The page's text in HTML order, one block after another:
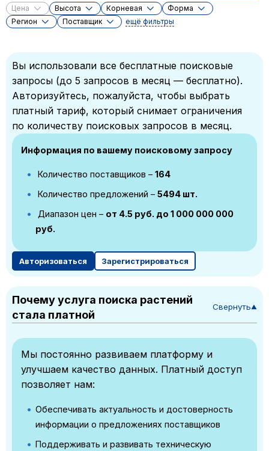
Цена Высота Корневая
Форма
Регион
Поставщик ещё фильтры
Вы использовали все бесплатные поисковые
запросы (до 5 запросов в месяц — бесплатно).
Авторизуйтесь, пожалуйста, чтобы выбрать
платный тариф, который снимает ограничения
по количеству поисковых запросов в месяц.
Информация по вашему поисковому запросу
Количество поставщиков – 164
Количество предложений – 5494 шт.
Диапазон цен – от 4.5 руб. до 1 000 000 000
руб.
Авторизоваться Зарегистрироваться
Почему услуга поиска растений
стала платной
Свернуть▼
Мы постоянно развиваем платформу и
улучшаем качество данных. Платный доступ
позволяет нам:
Обеспечивать актуальность и достоверность
информации о предложениях поставщиков
Поддерживать и развивать техническую